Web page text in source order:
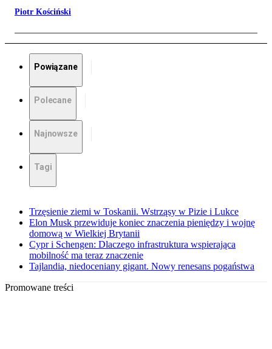
Piotr Kościński
Powiązane
Polecane
Najnowsze
Tagi
Trzęsienie ziemi w Toskanii. Wstrząsy w Pizie i Lukce
Elon Musk przewiduje koniec znaczenia pieniędzy i wojnę
domową w Wielkiej Brytanii
Cypr i Schengen: Dlaczego infrastruktura wspierająca
mobilność ma teraz znaczenie
Tajlandia, niedoceniany gigant. Nowy renesans pogaństwa
Promowane treści